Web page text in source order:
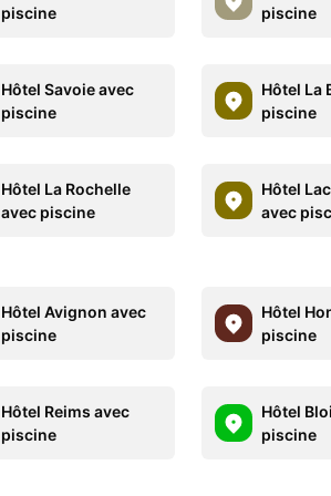
piscine piscine
Hôtel Savoie avec
piscine
Hôtel La
piscine
Hôtel La Rochelle
avec piscine
Hôtel
avec
Hôtel Avignon avec
piscine
Hôtel
piscine
Hôtel Reims avec
piscine
Hôtel
piscine